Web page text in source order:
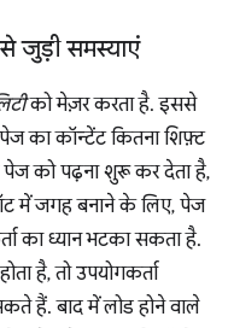
समस्याएं
को मेज़र करता है. इससे
का कॉन्टेंट कितना शिफ़्ट
पेज को पढ़ना शुरू कर देता है,
में जगह बनाने के लिए, पेज
का ध्यान भटका सकता है.
है, तो उपयोगकर्ता
हैं. बाद में लोड होने वाले